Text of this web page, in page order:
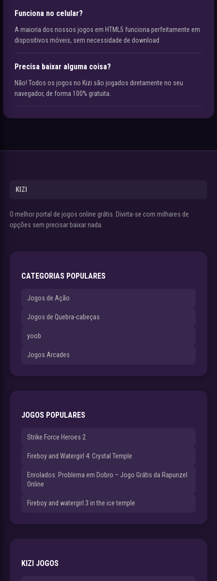
Funciona no celular?
A maioria dos nossos jogos em HTML5 funciona perfeitamente em
dispositivos móveis, sem necessidade de download.
Precisa baixar alguma coisa?
Não! Todos os jogos no Kizi são jogados diretamente no seu
navegador, de forma 100% gratuita.
KIZI
O melhor portal de jogos online grátis. Divirta-se com milhares de
opções sem precisar baixar nada.
CATEGORIAS POPULARES
Jogos de Ação
Jogos de Quebra-cabeças
yoob
Jogos Arcades
JOGOS POPULARES
Strike Force Heroes 2
Fireboy and Watergirl 4: Crystal Temple
Enrolados: Problema em Dobro – Jogo Grátis da Rapunzel
Online
Fireboy and watergirl 3 in the ice temple
KIZI JOGOS